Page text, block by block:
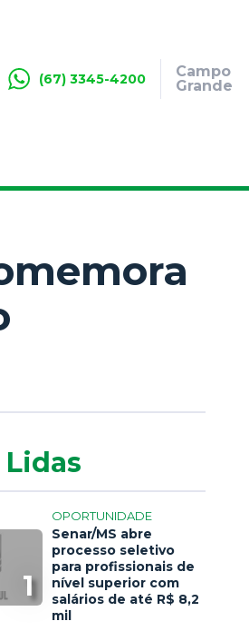
(67) 3345-4200
Campo
Grande
Lidas
1
OPORTUNIDADE
Senar/MS abre
processo seletivo
para profissionais de
nível superior com
salários de até R$ 8,2
mil